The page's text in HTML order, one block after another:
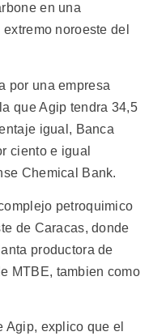
en una
noroeste del
por una empresa
que Agip tendra 34,5
igual, Banca
ciento e igual
Chemical Bank.
petroquimico
de Caracas, donde
productora de
MTBE, tambien como
Agip, explico que el